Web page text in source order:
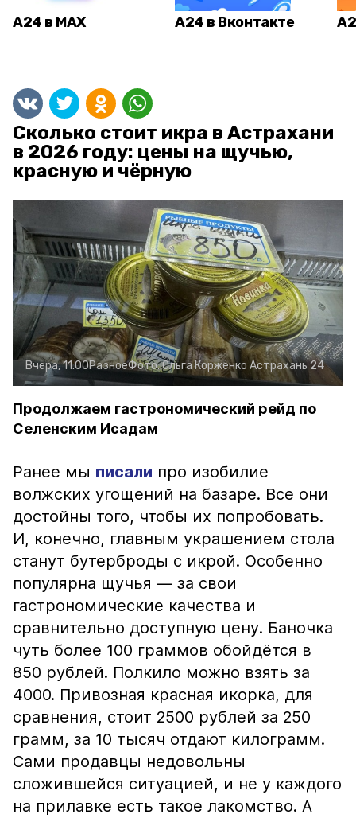
А24 в MAX А24 в Вконтакте
Сколько стоит икра в Астрахани
в 2026 году: цены на щучью,
красную и чёрную
Вчера, 11:00РазноеФото:Ольга Корженко Астрахань 24
Продолжаем гастрономический рейд по
Селенским Исадам
Ранее мы писали про изобилие
волжских угощений на базаре. Все они
достойны того, чтобы их попробовать.
И, конечно, главным украшением стола
станут бутерброды с икрой. Особенно
популярна щучья — за свои
гастрономические качества и
сравнительно доступную цену. Баночка
чуть более 100 граммов обойдётся в
850 рублей. Полкило можно взять за
4000. Привозная красная икорка, для
сравнения, стоит 2500 рублей за 250
грамм, за 10 тысяч отдают килограмм.
Сами продавцы недовольны
сложившейся ситуацией, и не у каждого
на прилавке есть такое лакомство. А